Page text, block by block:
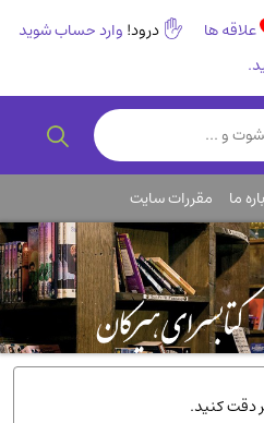
علاقه ها درود! وارد حساب شوید
ما مقررات سایت
دقت کنید.